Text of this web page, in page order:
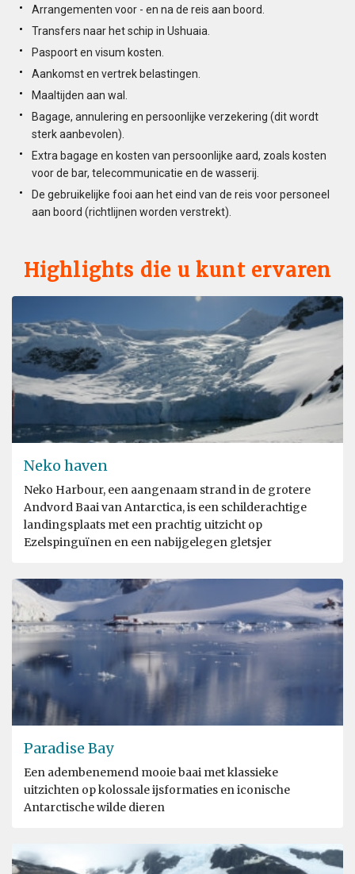
Arrangementen voor - en na de reis aan boord.
Transfers naar het schip in Ushuaia.
Paspoort en visum kosten.
Aankomst en vertrek belastingen.
Maaltijden aan wal.
Bagage, annulering en persoonlijke verzekering (dit wordt
sterk aanbevolen).
Extra bagage en kosten van persoonlijke aard, zoals kosten
voor de bar, telecommunicatie en de wasserij.
De gebruikelijke fooi aan het eind van de reis voor personeel
aan boord (richtlijnen worden verstrekt).
Highlights die u kunt ervaren
Neko haven
Neko Harbour, een aangenaam strand in de grotere
Andvord Baai van Antarctica, is een schilderachtige
landingsplaats met een prachtig uitzicht op
Ezelspinguïnen en een nabijgelegen gletsjer
Paradise Bay
Een adembenemend mooie baai met klassieke
uitzichten op kolossale ijsformaties en iconische
Antarctische wilde dieren